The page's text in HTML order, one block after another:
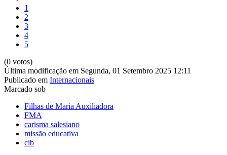
1
2
3
4
5
(0 votos)
Última modificação em Segunda, 01 Setembro 2025 12:11
Publicado em Internacionais
Marcado sob
Filhas de Maria Auxiliadora
FMA
carisma salesiano
missão educativa
cib